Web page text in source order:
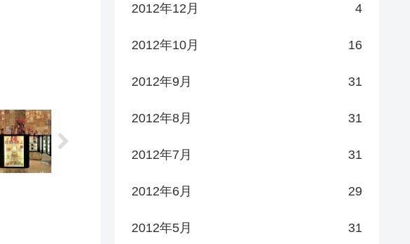
2012年12月 4
2012年10月 16
2012年9月 31
2012年8月 31
2012年7月 31
2012年6月 29
2012年5月 31